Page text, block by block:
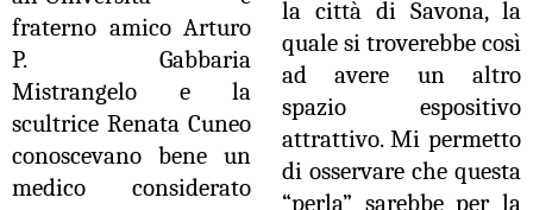
fraterno amico Arturo
P. Gabbaria
Mistrangelo e la
scultrice Renata Cuneo
conoscevano bene un
medico considerato
la città di Savona, la
quale si troverebbe così
ad avere un altro
spazio espositivo
attrattivo. Mi permetto
di osservare che questa
“perla” sarebbe per la